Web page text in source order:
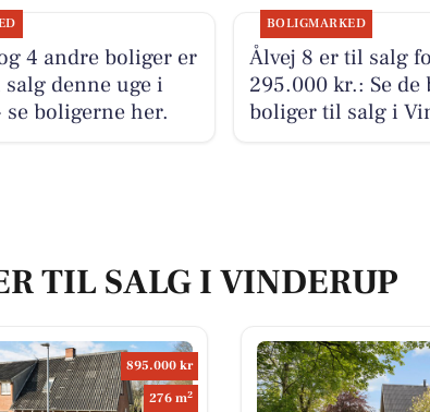
4 andre boliger er
denne uge i
boligerne her.
BOLIGMARKED
Ålvej 8 er til salg
295.000 kr.: Se
boliger til salg i
TIL SALG I VINDERUP
895.000 kr
276 m2